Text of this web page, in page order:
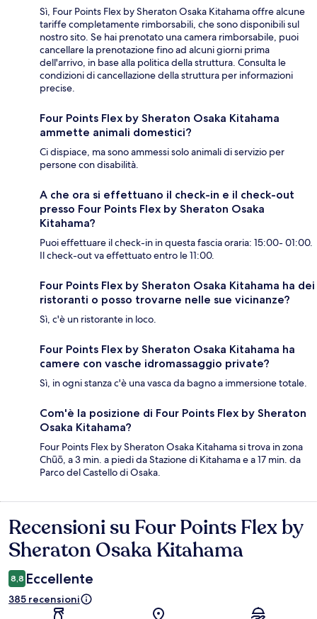
Sì, Four Points Flex by Sheraton Osaka Kitahama offre alcune
tariffe completamente rimborsabili, che sono disponibili sul
nostro sito. Se hai prenotato una camera rimborsabile, puoi
cancellare la prenotazione fino ad alcuni giorni prima
dell'arrivo, in base alla politica della struttura. Consulta le
condizioni di cancellazione della struttura per informazioni
precise.
Four Points Flex by Sheraton Osaka Kitahama
ammette animali domestici?
Ci dispiace, ma sono ammessi solo animali di servizio per
persone con disabilità.
A che ora si effettuano il check-in e il check-out
presso Four Points Flex by Sheraton Osaka
Kitahama?
Puoi effettuare il check-in in questa fascia oraria: 15:00- 01:00.
Il check-out va effettuato entro le 11:00.
Four Points Flex by Sheraton Osaka Kitahama ha dei
ristoranti o posso trovarne nelle sue vicinanze?
Sì, c'è un ristorante in loco.
Four Points Flex by Sheraton Osaka Kitahama ha
camere con vasche idromassaggio private?
Sì, in ogni stanza c'è una vasca da bagno a immersione totale.
Com'è la posizione di Four Points Flex by Sheraton
Osaka Kitahama?
Four Points Flex by Sheraton Osaka Kitahama si trova in zona
Chūō, a 3 min. a piedi da Stazione di Kitahama e a 17 min. da
Parco del Castello di Osaka.
Recensioni
Recensioni su Four Points Flex by
Sheraton Osaka Kitahama
8,8 Eccellente
385 recensioni